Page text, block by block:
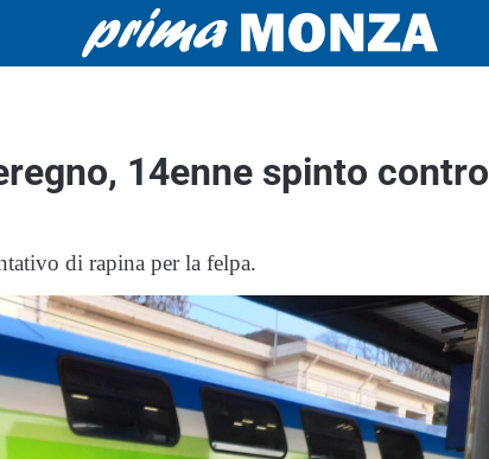
14enne spinto contro
di rapina per la felpa.